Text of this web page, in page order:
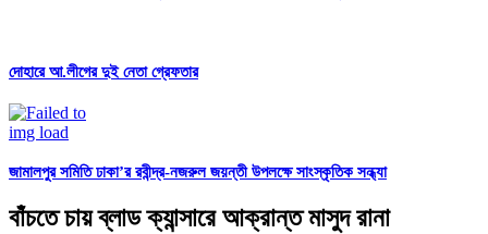
দোহারে আ.লীগের দুই নেতা গ্রেফতার
জামালপুর সমিতি ঢাকা’র রবীন্দ্র-নজরুল জয়ন্তী উপলক্ষে সাংস্কৃতিক সন্ধ্যা
বাঁচতে চায় ব্লাড ক্যান্সারে আক্রান্ত মাসুদ রানা